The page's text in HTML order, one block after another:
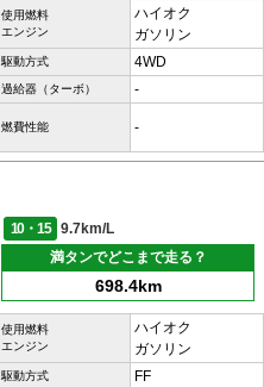
使用燃料
エンジン
ハイオク
ガソリン
駆動方式 4WD
過給器（ターボ） -
燃費性能 -
10・15
9.7km/L
満タンでどこまで走る？
698.4km
使用燃料
エンジン
ハイオク
ガソリン
駆動方式 FF